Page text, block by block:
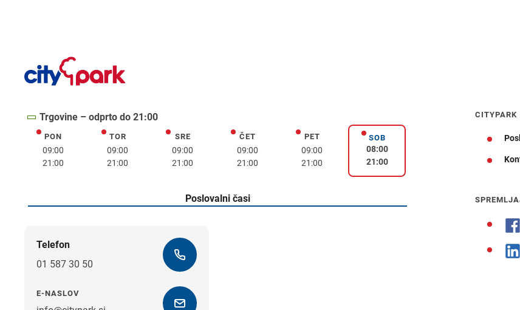
Trgovine – odprto do 21:00
PONponedeljek
09:00
21:00
TORtorek
09:00
21:00
SREsreda
09:00
21:00
ČETčetrtek
09:00
21:00
PETpetek
09:00
21:00
SOBsobota
08:00
21:00
Poslovalni časi
Telefon
01 587 30 50
E-NASLOV
CITYPARK